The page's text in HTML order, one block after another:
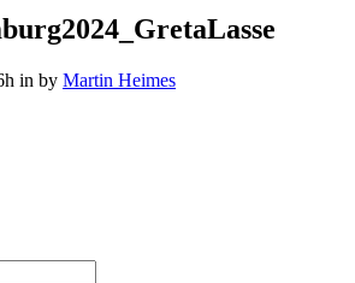
in by Martin Heimes